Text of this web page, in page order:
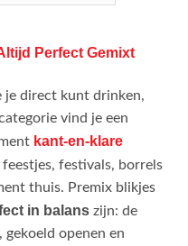
Perfect Gemixt
je direct kunt drinken,
vind je een
kant-en-klare
feestjes, festivals, borrels
thuis. Premix blikjes
in balans zijn: de
openen en